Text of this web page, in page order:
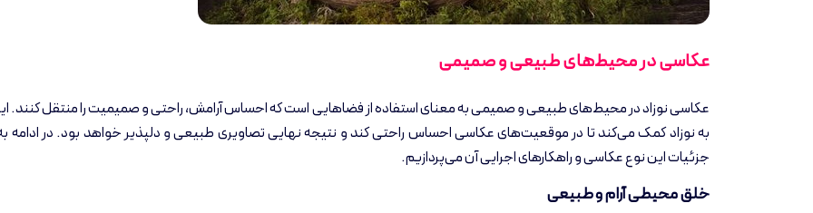
عکاسی در محیط‌های طبیعی و صمیمی
عکاسی نوزاد در محیط‌های طبیعی و صمیمی به معنای استفاده از فضاهایی است که احساس آرامش، راحتی و صمیمیت را منتقل کنند.
به نوزاد کمک می‌کند تا در موقعیت‌های عکاسی احساس راحتی کند و نتیجه نهایی تصاویری طبیعی و دلپذیر خواهد بود. در ادامه
جزئیات این نوع عکاسی و راهکارهای اجرایی آن می‌پردازیم.
خلق محیطی آرام و طبیعی